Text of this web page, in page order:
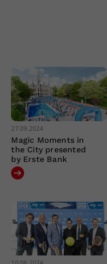
27.09.2024
Magic Moments in
the City presented
by Erste Bank